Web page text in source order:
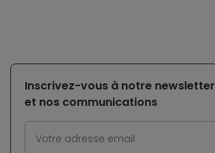
Inscrivez-vous à notre newsletter
et nos communications